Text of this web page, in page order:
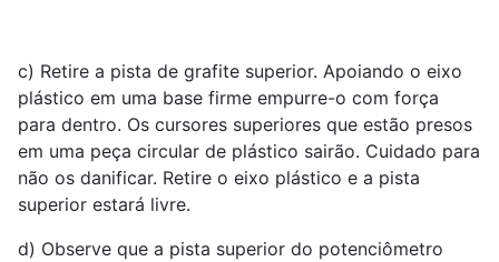
c) Retire a pista de grafite superior. Apoiando o eixo
plástico em uma base firme empurre-o com força
para dentro. Os cursores superiores que estão presos
em uma peça circular de plástico sairão. Cuidado para
não os danificar. Retire o eixo plástico e a pista
superior estará livre.
d) Observe que a pista superior do potenciômetro